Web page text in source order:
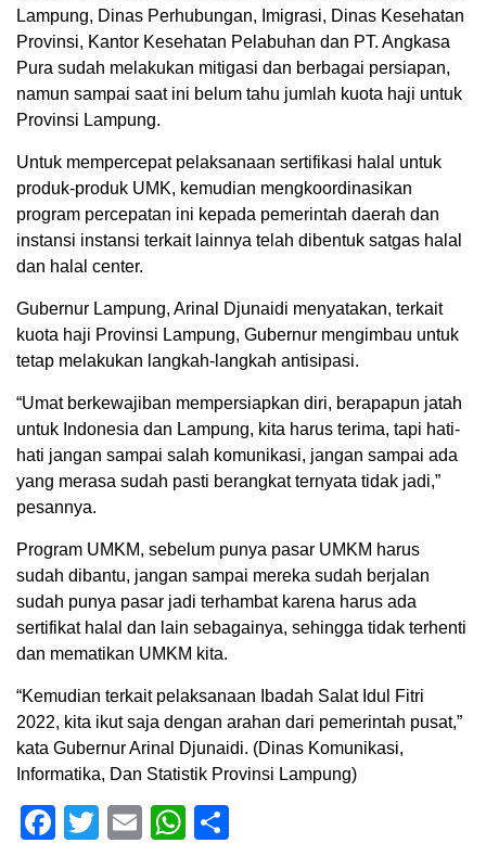
Lampung, Dinas Perhubungan, Imigrasi, Dinas Kesehatan
Provinsi, Kantor Kesehatan Pelabuhan dan PT. Angkasa
Pura sudah melakukan mitigasi dan berbagai persiapan,
namun sampai saat ini belum tahu jumlah kuota haji untuk
Provinsi Lampung.
Untuk mempercepat pelaksanaan sertifikasi halal untuk
produk-produk UMK, kemudian mengkoordinasikan
program percepatan ini kepada pemerintah daerah dan
instansi instansi terkait lainnya telah dibentuk satgas halal
dan halal center.
Gubernur Lampung, Arinal Djunaidi menyatakan, terkait
kuota haji Provinsi Lampung, Gubernur mengimbau untuk
tetap melakukan langkah-langkah antisipasi.
“Umat berkewajiban mempersiapkan diri, berapapun jatah
untuk Indonesia dan Lampung, kita harus terima, tapi hati-
hati jangan sampai salah komunikasi, jangan sampai ada
yang merasa sudah pasti berangkat ternyata tidak jadi,”
pesannya.
Program UMKM, sebelum punya pasar UMKM harus
sudah dibantu, jangan sampai mereka sudah berjalan
sudah punya pasar jadi terhambat karena harus ada
sertifikat halal dan lain sebagainya, sehingga tidak terhenti
dan mematikan UMKM kita.
“Kemudian terkait pelaksanaan Ibadah Salat Idul Fitri
2022, kita ikut saja dengan arahan dari pemerintah pusat,”
kata Gubernur Arinal Djunaidi. (Dinas Komunikasi,
Informatika, Dan Statistik Provinsi Lampung)
Facebook
Twitter
EmailWhatsApp